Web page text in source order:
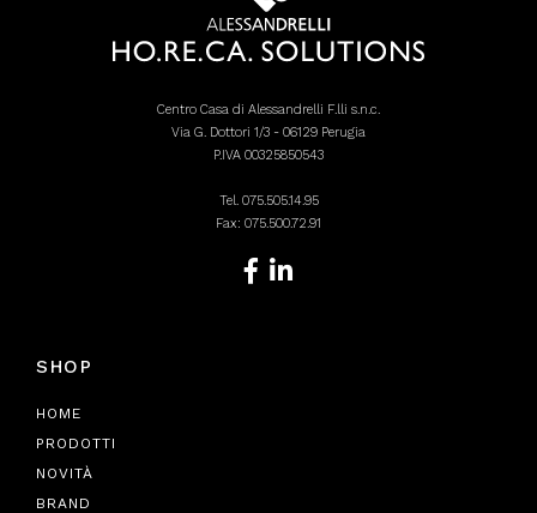
Centro Casa di Alessandrelli F.lli s.n.c.
Via G. Dottori 1/3 - 06129 Perugia
P.IVA 00325850543
Tel. 075.505.14.95
Fax: 075.500.72.91
SHOP
HOME
PRODOTTI
NOVITÀ
BRAND